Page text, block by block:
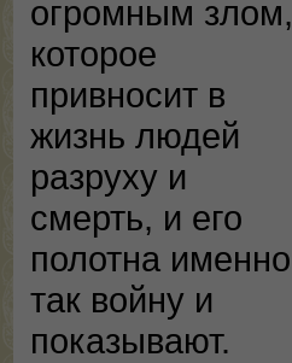
огромным злом,
которое
привносит в
жизнь людей
разруху и
смерть, и его
полотна именно
так войну и
показывают.